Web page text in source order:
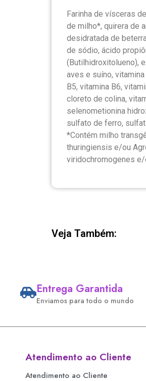
Farinha de vísceras
de milho*, quirera de
desidratada de
de sódio, ácido
(Butilhidroxitolueno),
aves e suíno,
B5, vitamina B6,
cloreto de colina,
selenometionina
sulfato de ferro,
*Contém milho
thuringiensis e/ou
viridochromogenes e/
Veja Também:
Entrega Garantida
Enviamos para todo o mundo
Atendimento ao Cliente
Atendimento ao Cliente